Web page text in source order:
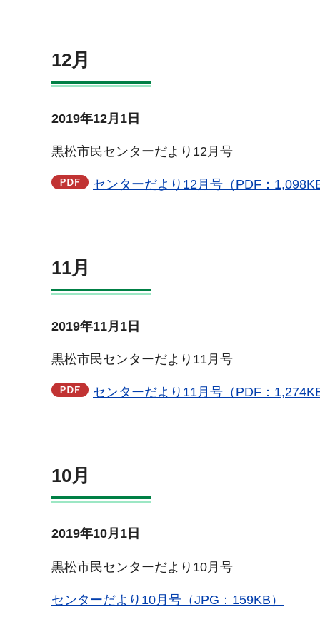
12月
2019年12月1日
黒松市民センターだより12月号
センターだより12月号（PDF：1,098KB
11月
2019年11月1日
黒松市民センターだより11月号
センターだより11月号（PDF：1,274KB
10月
2019年10月1日
黒松市民センターだより10月号
センターだより10月号（JPG：159KB）